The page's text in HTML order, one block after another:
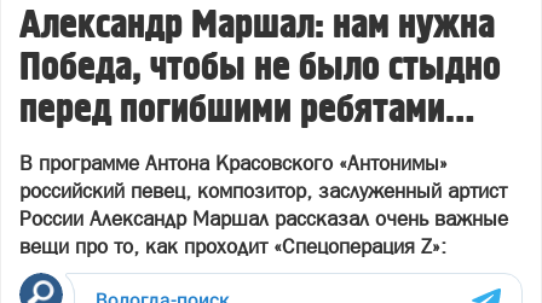
Александр Маршал: нам нужна
Победа, чтобы не было стыдно
перед погибшими ребятами…
В программе Антона Красовского «Антонимы»
российский певец, композитор, заслуженный артист
России Александр Маршал рассказал очень важные
вещи про то, как проходит «Спецоперация Z»: